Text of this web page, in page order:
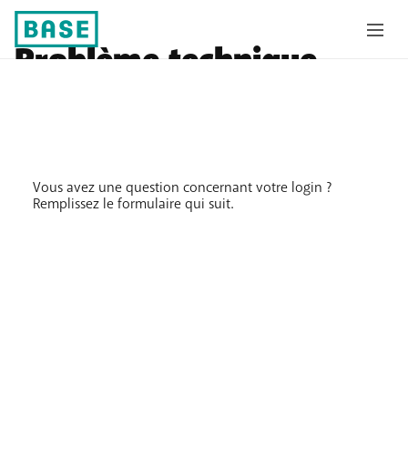
Problème technique
Vous avez une question concernant votre login ?
Remplissez le formulaire qui suit.